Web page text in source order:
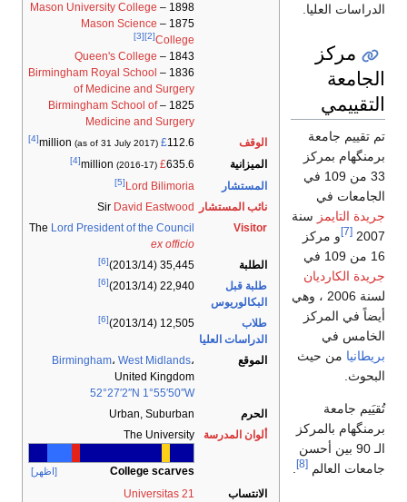
1898 –
Mason University College
1875 –
Mason Science
College
[2]
[3]
1843 –
Queen's College
1836 –
Birmingham Royal School
of Medicine and Surgery
1825 –
Birmingham School of
Medicine and Surgery
الوقف
£112.6 million
(as of 31 July 2017)
[4]
الميزانية £635.6 million
(2016-17)
[4]
المستشار Lord Bilimoria
[5]
نائب المستشار Sir David Eastwood
Visitor
The Lord President of the Council
ex officio
الطلبة
35,445 (2013/14)
[6]
طلبة قبل
البكالوريوس
22,940 (2013/14)
[6]
طلاب
الدراسات العليا
12,505 (2013/14)
[6]
الموقع Birmingham، West Midlands،
United Kingdom
52°27′2″N 1°55′50″W
الحرم
Urban, Suburban
ألوان المدرسة
The University
College scarves [اظهر]
الانتساب
Universitas 21
الدراسات العليا.
مركز
الجامعة
التقييمي
تم تقييم جامعة
برمنگهام بمركز
33 من 109 في
الجامعات في
جريدة التايمز سنة
2007
[7]
و مركز
16 من 109 في
جريدة الكارديان
لسنة 2006 ، وهي
أيضاً في المركز
الخامس في
بريطانيا من حيث
البحوث.
تُقيَيم جامعة
برمنگهام بالمركز
الـ 90 بين أحسن
جامعات العالم [8]
.